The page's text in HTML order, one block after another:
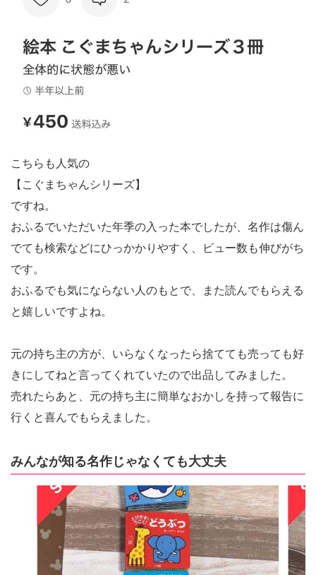
こちらも人気の
【こぐまちゃんシリーズ】
ですね。
おふるでいただいた年季の入った本でしたが、名作は傷ん
でても検索などにひっかかりやすく、ビュー数も伸びがち
です。
おふるでも気にならない人のもとで、また読んでもらえる
と嬉しいですよね。
元の持ち主の方が、いらなくなったら捨てても売っても好
きにしてねと言ってくれていたので出品してみました。
売れたらあと、元の持ち主に簡単なおかしを持って報告に
行くと喜んでもらえました。
みんなが知る名作じゃなくても大丈夫